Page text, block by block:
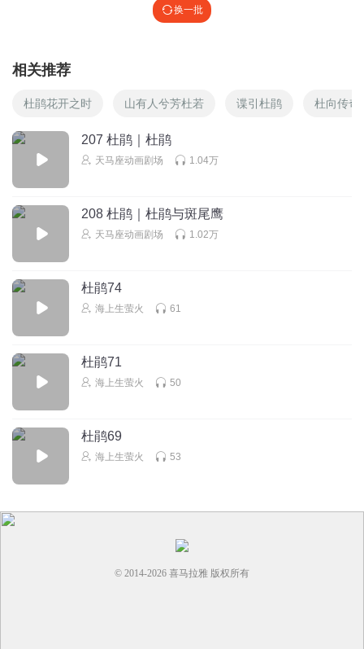
换一批
相关推荐
杜鹃花开之时 山有人兮芳杜若 谍引杜鹃 杜向传奇
207 杜鹃｜杜鹃
天马座动画剧场 1.04万
208 杜鹃｜杜鹃与斑尾鹰
天马座动画剧场 1.02万
杜鹃74
海上生萤火 61
杜鹃71
海上生萤火 50
杜鹃69
海上生萤火 53
© 2014-2026 喜马拉雅 版权所有